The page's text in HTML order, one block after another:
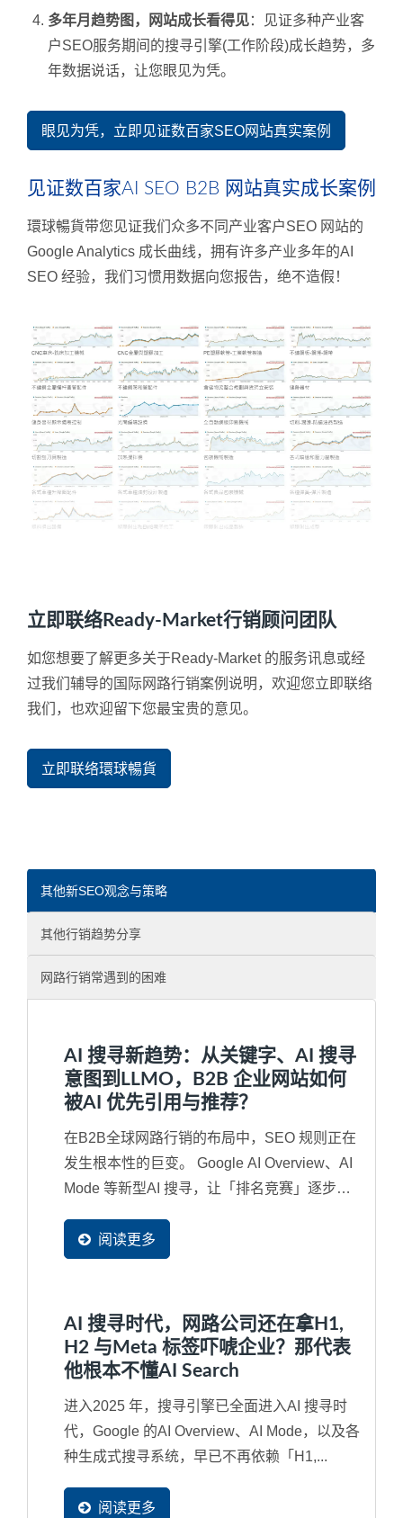
多年月趋势图，网站成长看得见：见证多种产业客
户SEO服务期间的搜寻引擎(工作阶段)成长趋势，多
年数据说话，让您眼见为凭。
眼见为凭，立即见证数百家SEO网站真实案例
见证数百家AI SEO B2B 网站真实成长案例
環球暢貨带您见证我们众多不同产业客户SEO 网站的
Google Analytics 成长曲线，拥有许多产业多年的AI
SEO 经验，我们习惯用数据向您报告，绝不造假！
立即联络Ready-Market行销顾问团队
如您想要了解更多关于Ready-Market 的服务讯息或经
过我们辅导的国际网路行销案例说明，欢迎您立即联络
我们，也欢迎留下您最宝贵的意见。
立即联络環球暢貨
其他新SEO观念与策略
其他行销趋势分享
网路行销常遇到的困难
AI 搜寻新趋势：从关键字、AI 搜寻
意图到LLMO，B2B 企业网站如何
被AI 优先引用与推荐？
在B2B全球网路行销的布局中，SEO 规则正在
发生根本性的巨变。 Google AI Overview、AI
Mode 等新型AI 搜寻，让「排名竞赛」逐步演
阅读更多
AI 搜寻时代，网路公司还在拿H1,
H2 与Meta 标签吓唬企业？那代表
他根本不懂AI Search
进入2025 年，搜寻引擎已全面进入AI 搜寻时
代，Google 的AI Overview、AI Mode，以及各
种生成式搜寻系统，早已不再依赖「H1,...
阅读更多